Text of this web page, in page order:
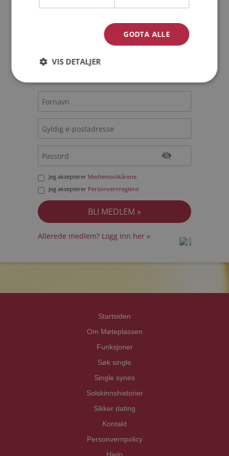
Mann Kvinne
Jeg aksepterer Medlemsvilkårene
Jeg aksepterer Personvernreglene
Allerede medlem? Logg inn her »
Startsiden
Om Møteplassen
Funksjoner
Søk single
Single synes
Solskinnshistorier
Sikker dating
Kontakt
Personvernpolicy
GODTA ALLE
VIS DETALJER